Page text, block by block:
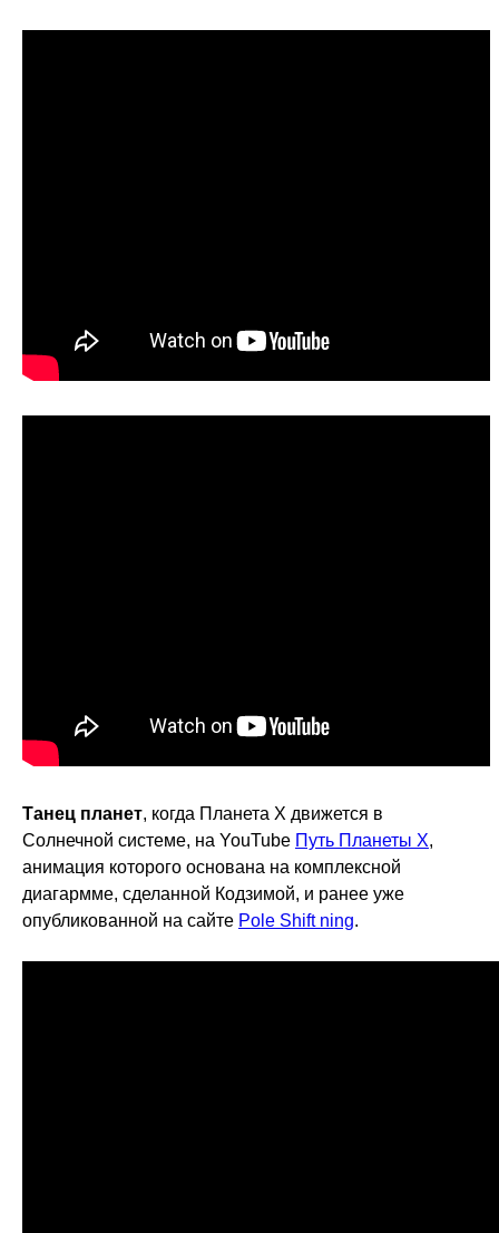
Танец планет, когда Планета X движется в
Солнечной системе, на YouTube Путь Планеты X,
анимация которого основана на комплексной
диагармме, сделанной Кодзимой, и ранее уже
опубликованной на сайте Pole Shift ning.